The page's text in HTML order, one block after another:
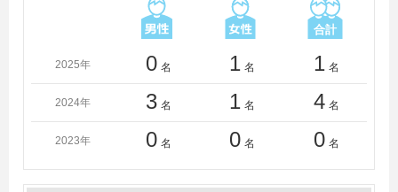
2025年 0 名 1 名 1 名
2024年 3 名 1 名 4 名
2023年 0 名 0 名 0 名